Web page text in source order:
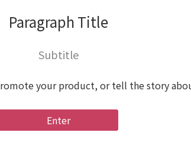
Paragraph Title
Subtitle
your product, or tell the story
Enter